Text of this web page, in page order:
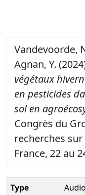
Vandevoorde,
Agnan, Y.
végétaux
en pesticides
sol en
Congrès du
recherches sur
France, 22 au
Type